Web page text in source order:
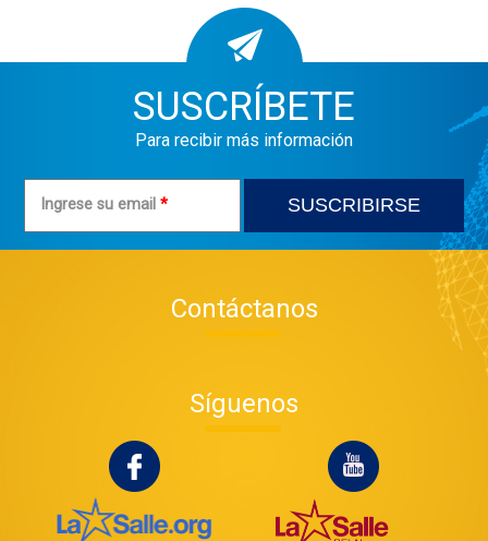
SUSCRÍBETE
Para recibir más información
Ingrese su email*
Contáctanos
Síguenos